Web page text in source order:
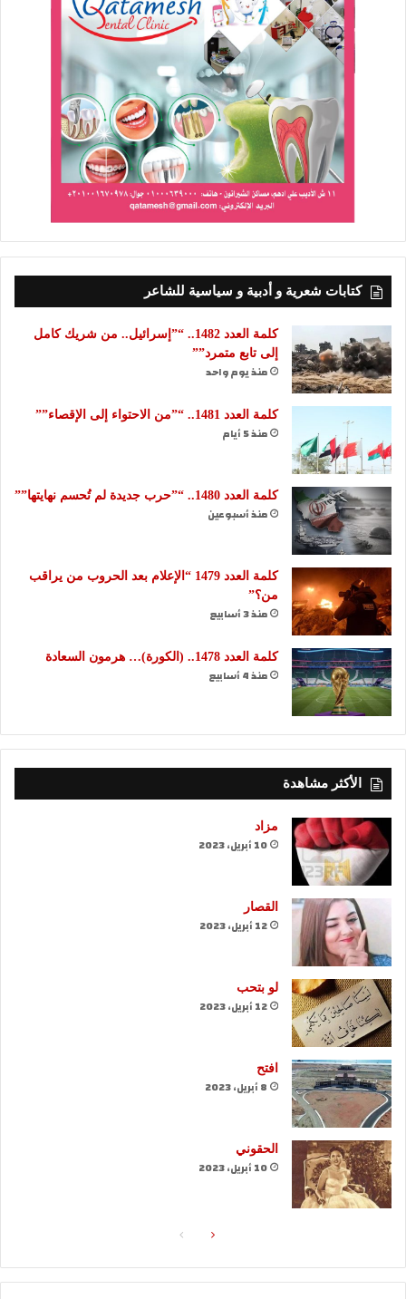
كتابات شعرية و أدبية و سياسية للشاعر
كلمة العدد 1482.. “”إسرائيل.. من شريك كامل
إلى تابع متمرد””
منذ يوم واحد
كلمة العدد 1481.. “”من الاحتواء إلى الإقصاء””
منذ 5 أيام
كلمة العدد 1480.. “”حرب جديدة لم تُحسم نهايتها””
منذ أسبوعين
كلمة العدد 1479 “الإعلام بعد الحروب من يراقب
من؟”
منذ 3 أسابيع
كلمة العدد 1478.. (الكورة)… هرمون السعادة
منذ 4 أسابيع
الأكثر مشاهدة
مزاد
10 أبريل، 2023
القصار
12 أبريل، 2023
لو بتحب
12 أبريل، 2023
افتح
8 أبريل، 2023
الحقوني
10 أبريل، 2023
الصفحةالصفحة